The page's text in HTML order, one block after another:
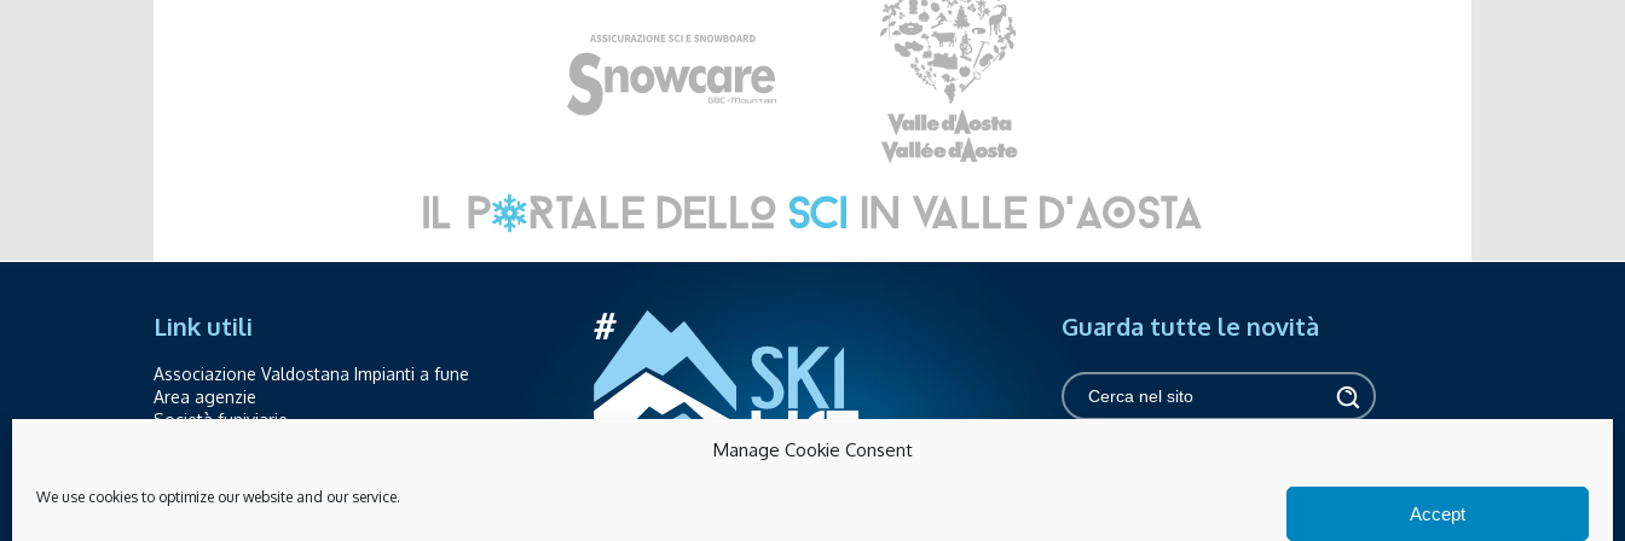
Manage Cookie Consent
We use cookies to optimize our website and our service.
Accept
Link utili
Associazione Valdostana Impianti a fune
Area agenzie
Società funiviarie
Guarda tutte le novità